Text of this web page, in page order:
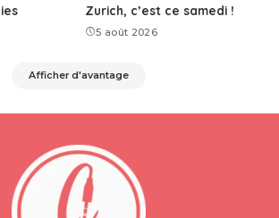
Zurich, c’est ce samedi !
5 août 2026
Afficher d'avantage